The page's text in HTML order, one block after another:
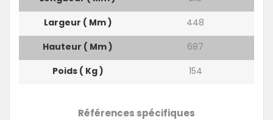
Largeur ( Mm )
448
Hauteur ( Mm )
687
Poids ( Kg )
154
Références spécifiques